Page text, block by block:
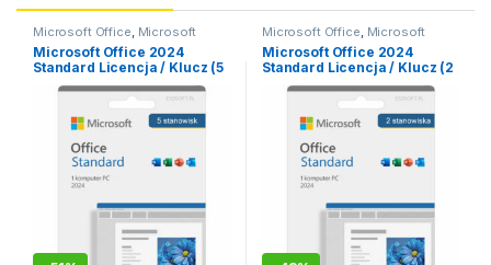
Microsoft Office, Microsoft
Office 2024 ,Microsoft Office
2024 MacOS,Office dla MacOS
Microsoft Office 2024
Standard Licencja / Klucz (5
stanowisk)
Microsoft Office, Microsoft
Office 2024 ,Microsoft Office
2024 MacOS,Microsoft Office
2024 macOS,Office dla MacOS
Microsoft Office 2024
Standard Licencja / Klucz (2
stanowiska)